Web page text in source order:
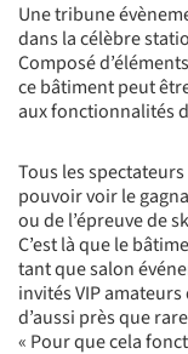
Une tribune
dans la célèbre
Composé
ce bâtiment peut
aux fonctionnalités
Tous les
pouvoir voir le
ou de l’épreuve de
C’est là que le
tant que salon
invités VIP
d’aussi près que
« Pour que cela